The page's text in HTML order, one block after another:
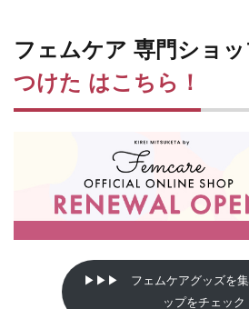
フェムケア 専門ショ
つけた はこちら！
▶▶▶ フェムケアグッズを集
ップをチェック